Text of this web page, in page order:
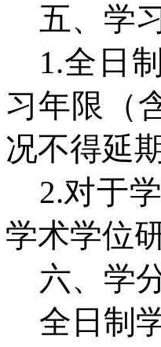
五、学
1.全日
习年限（
况不得延
2.对于
学术学位
六、学
全日制